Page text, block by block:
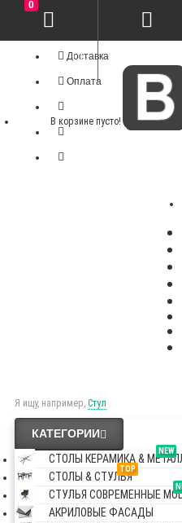
Доставка
Оплата
Я ищу, например, Стул
0
В корзине пусто!
КАТЕГОРИИ
NEW
СТОЛЫ КЕРАМИКА &
TOP
СТОЛЫ & СТУЛЬЯ
СТУЛЬЯ СОВРЕМЕННЫЕ
АКРИЛОВЫЕ ФАСАДЫ